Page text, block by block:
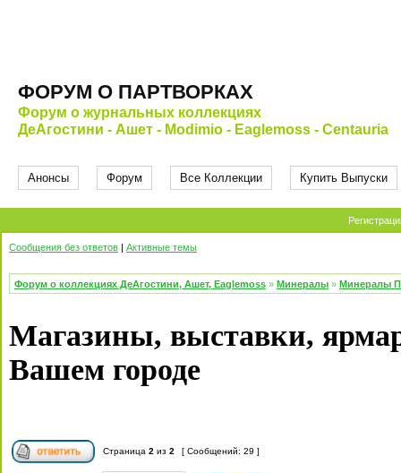
ФОРУМ О ПАРТВОРКАХ
Форум о журнальных коллекциях
ДеАгостини - Ашет - Modimio - Eaglemoss - Centauria
Анонсы Форум Все Коллекции Купить Выпуски
Сообщения без ответов | Активные темы
Форум о коллекциях ДеАгостини, Ашет, Eaglemoss » Минералы » Минералы
Магазины, выставки,
Вашем городе
Страница 2 из 2 [ Сообщений: 29 ]